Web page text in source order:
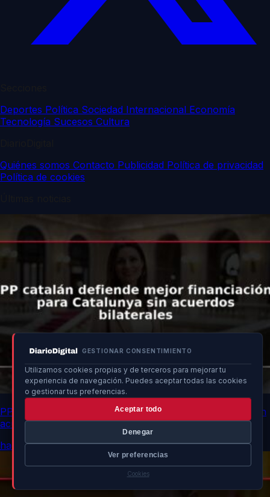
GESTIONAR CONSENTIMIENTO
Utilizamos cookies propias y de terceros para mejorar tu
experiencia de navegación. Puedes aceptar todas las cookies
o gestionar tus preferencias.
Aceptar todo
Denegar
Ver preferencias
Cookies
Deportes Política Sociedad Internacional Economía
Tecnología Sucesos Cultura
Quiénes somos Contacto Publicidad Política de privacidad
Política de cookies
PP catalán defiende mejor financiación para Catalunya sin
acuerdos bilaterales
hace 13h